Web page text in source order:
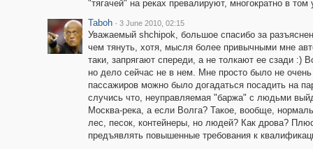
"тягачей" на реках превалируют, многократно в
Taboh · 3 June 2010, 02:15
Уважаемый shchipok, большое спасибо за
чем тянуть, хотя, мысля более привычными мне
таки, запрягают спереди, а не толкают ее сзади :)
но дело сейчас не в нем. Мне просто было не
пассажиров можно было догадаться посадить на
случись что, неуправляемая "баржа" с людьми
Москва-река, а если Волга? Такое, вообще,
лес, песок, контейнеры, но людей? Как дрова?
предъявлять повышенные требования к